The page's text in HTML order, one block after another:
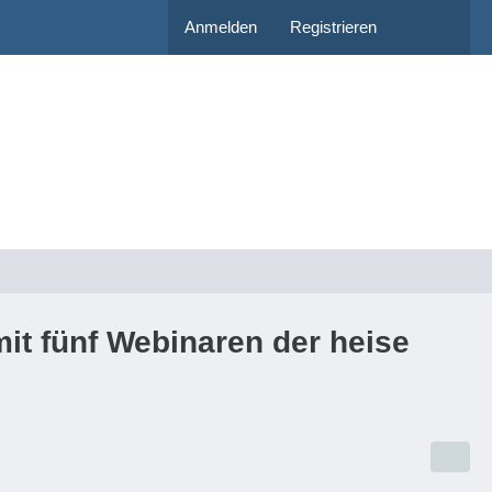
Anmelden Registrieren
fünf Webinaren der heise